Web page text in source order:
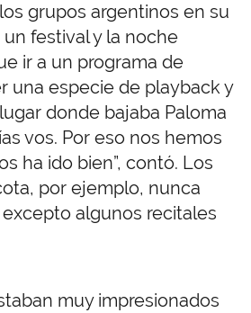
grupos argentinos en su
festival y la noche
ir a un programa de
una especie de playback y
donde bajaba Paloma
vos. Por eso nos hemos
ha ido bien”, contó. Los
por ejemplo, nunca
algunos recitales
muy impresionados